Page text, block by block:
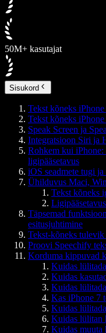
50M+ kasutajat
Sisukord
Tekst kõneks
Tekst kõneks
Speak Screen ja
Integratsioon Siri ja
Rohkem kui iPhone:
ligipääsetavus
iOS seadmete tugi
Ühilduvus Maci,
Tekst kõneks
Täpsemad
esitusjuhtimine
Tekst-kõneks tulevik
Proovi Speechify
Korduma kippuvad
Kuidas
Kuidas
Kuidas
Kas iPhone 7
Kuidas
Kuidas lülitan
Kuidas muuta